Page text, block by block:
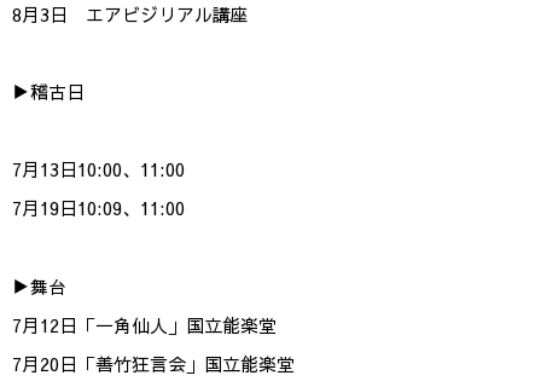
8月3日 エアビジリアル講座
▶︎稽古日
7月13日10:00、11:00
7月19日10:09、11:00
▶︎舞台
7月12日「一角仙人」国立能楽堂
7月20日「善竹狂言会」国立能楽堂